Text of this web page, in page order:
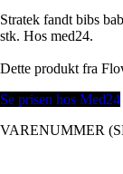
Stratek fandt bibs
stk. Hos med24.
Dette produkt fra
Se prisen hos Med24
VARENUMMER